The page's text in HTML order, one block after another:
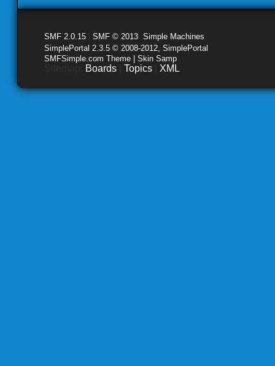
SMF 2.0.15 SMF © 2013 Simple Machines
SimplePortal 2.3.5 © 2008-2012, SimplePortal
SMFSimple.com Theme | Skin Samp
Boards Topics XML